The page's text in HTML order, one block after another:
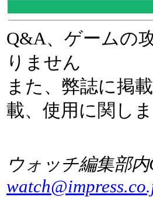
Q&A、ゲームの
りません
また、弊誌に掲
載、使用に関し
ウォッチ編集部